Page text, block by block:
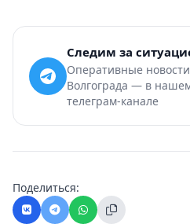
Следим за
Оперативные новости
Волгограда — в
телеграм-канале
Поделиться: